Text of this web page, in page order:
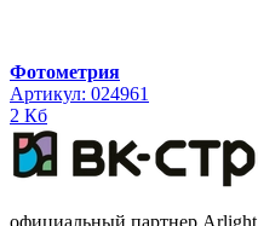
Фотометрия
Артикул: 024961
2 Кб